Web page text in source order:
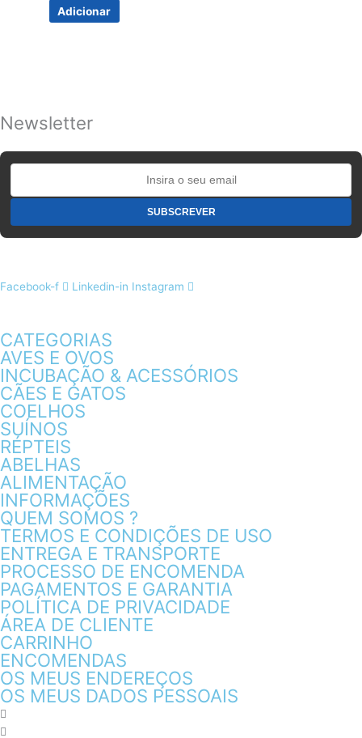
Adicionar
Newsletter
Facebook-f Linkedin-in Instagram
CATEGORIAS
AVES E OVOS
INCUBAÇÃO & ACESSÓRIOS
CÃES E GATOS
COELHOS
SUÍNOS
RÉPTEIS
ABELHAS
ALIMENTAÇÃO
INFORMAÇÕES
QUEM SOMOS ?
TERMOS E CONDIÇÕES DE USO
ENTREGA E TRANSPORTE
PROCESSO DE ENCOMENDA
PAGAMENTOS E GARANTIA
POLÍTICA DE PRIVACIDADE
ÁREA DE CLIENTE
CARRINHO
ENCOMENDAS
OS MEUS ENDEREÇOS
OS MEUS DADOS PESSOAIS